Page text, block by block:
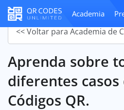
Academia
<< Voltar para Academia de
Aprenda sobre
diferentes casos
Códigos QR.